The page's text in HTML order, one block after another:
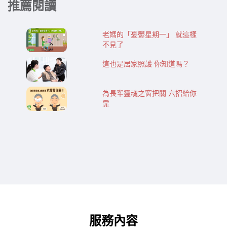
推薦閱讀
老媽的「憂鬱星期一」 就這樣
不見了
這也是居家照護 你知道嗎？
為長輩靈魂之窗把關 六招給你
靠
服務內容